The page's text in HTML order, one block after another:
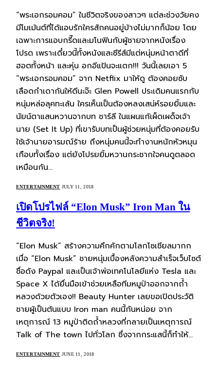
“พระเอกรอมคอม” ในชีวิตจริงของสาวๆ แต่ละช่วงวัยคง
มีโมเม้นต์ที่ได้แอบรักใครสักคนอยู่บ้างไม่มากก็น้อย โดย
เฉพาะการแอบกรี๊ดและมโนฟินกับผู้ชายจากหนังเรื่อง
โปรด เพราะเดี๋ยวนี้ทั้งหนังและซีรีส์มีแต่หนุ่มหน้าตาดีที่
ฮอตทั้งหน้า และหุ่น อกอีแป้นจะแตก!!! วันนี้เลยเอา 5
“พระเอกรอมคอม” จาก Netflix มาให้ดู ต้องคอยซับ
เลือดกำเดากันให้ดีนะจ๊ะ Glen Powell ประเดิมคนแรกกับ
หนุ่มหล่อลุคทะเล้น ใครเห็นเป็นต้องหลงเสน่ห์รอยยิ้มและ
นัยน์ตาแสนหวานจากบท ชาร์ลี ในแผนแก้เผ็ดเผด็จเจ้า
นาย (Set It Up) ที่เขารับบทเป็นผู้ช่วยหนุ่มที่ต้องคอยรับ
ใช้เจ้านายอารมณ์ร้าย ถึงหนุ่มคนนี้จะทำงานหนักหัวหมุน
เกือบทั้งเรื่อง แต่ยังโปรยยิ้มหวานกระชากใจคนดูตลอด
เหมือนกัน…
ENTERTAINMENT JULY 11, 2018
เปิดโปรไฟล์ “Elon Musk” Iron Man ใน
ชีวิตจริง!
“Elon Musk” สร้างความคึกคักตามโลกโซเชียลมากก
เมื่อ “Elon Musk” ชายหนุ่มเบื้องหลังความสำเร็จเว็บไซต์
ชื่อดัง Paypal และเป็นเจ้าพ่อเทคโนโลยีแห่ง Tesla และ
Space X ได้ยื่นมือเข้าช่วยเหลือทีมหมูป่าออกจากถ้ำ
หลวงด้วยตัวเอง!! Beauty Hunter เลยขอเปิดประวัติ
ชายผู้เป็นต้นแบบ Iron man คนนี้กันหน่อย จาก
เหตุการณ์ 13 หมูป่าติดถ้ำหลวงที่กลายเป็นเหตุการณ์​
Talk of The town ไปทั่วโลก ซึ่งจากกระแสนี้ก็ทำให้…
ENTERTAINMENT JUNE 11, 2018